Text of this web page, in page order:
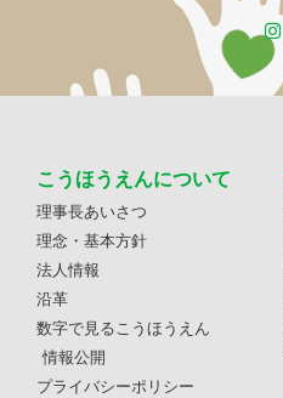
こうほうえんについて
理事長あいさつ
理念・基本方針
法人情報
沿革
数字で見るこうほうえん
情報公開
プライバシーポリシー